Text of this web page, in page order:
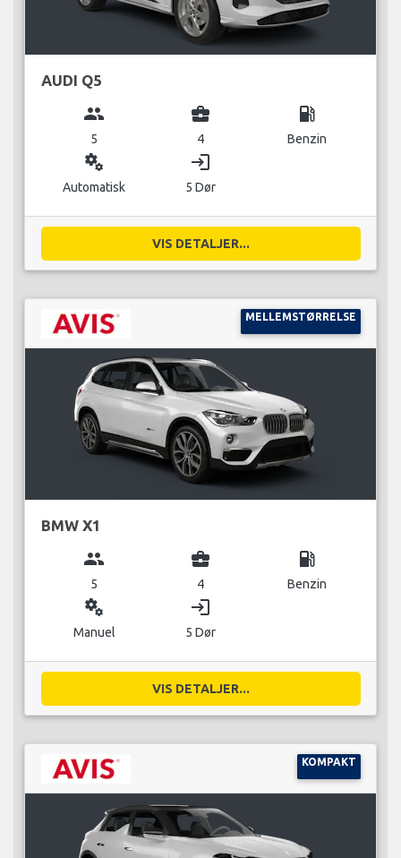
AUDI Q5
group
5
business_center
4
local_gas_station
Benzin
miscellaneous_services
Automatisk
login
5 Dør
VIS DETALJER...
MELLEMSTØRRELSE
BMW X1
group
5
business_center
4
local_gas_station
Benzin
miscellaneous_services
Manuel
login
5 Dør
VIS DETALJER...
KOMPAKT